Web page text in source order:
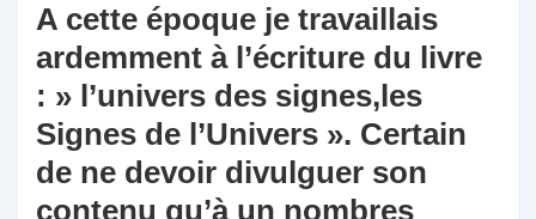
A cette époque je travaillais
ardemment à l’écriture du livre
: » l’univers des signes,les
Signes de l’Univers ». Certain
de ne devoir divulguer son
contenu qu’à un nombres